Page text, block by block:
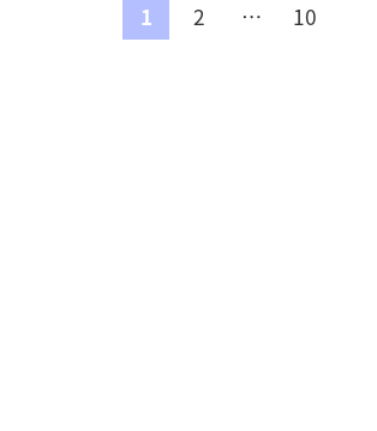
1 2 … 10